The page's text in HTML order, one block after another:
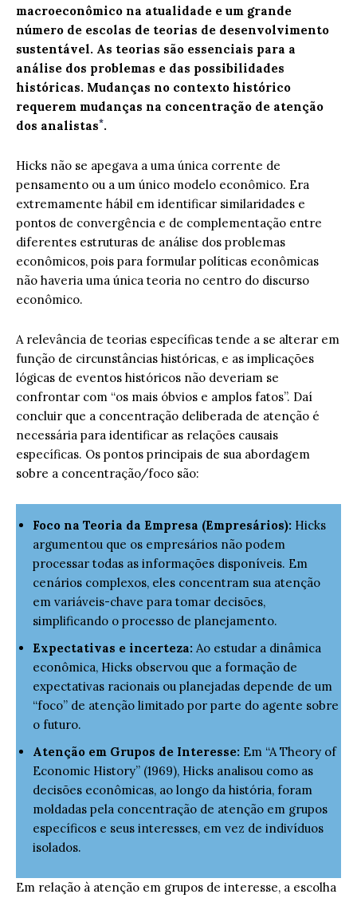
macroeconômico na atualidade e um grande
número de escolas de teorias de desenvolvimento
sustentável. As teorias são essenciais para a
análise dos problemas e das possibilidades
históricas. Mudanças no contexto histórico
requerem mudanças na concentração de atenção
dos analistas*.
Hicks não se apegava a uma única corrente de
pensamento ou a um único modelo econômico. Era
extremamente hábil em identificar similaridades e
pontos de convergência e de complementação entre
diferentes estruturas de análise dos problemas
econômicos, pois para formular políticas econômicas
não haveria uma única teoria no centro do discurso
econômico.
A relevância de teorias específicas tende a se alterar em
função de circunstâncias históricas, e as implicações
lógicas de eventos históricos não deveriam se
confrontar com “os mais óbvios e amplos fatos”. Daí
concluir que a concentração deliberada de atenção é
necessária para identificar as relações causais
específicas. Os pontos principais de sua abordagem
sobre a concentração/foco são:
Foco na Teoria da Empresa (Empresários): Hicks
argumentou que os empresários não podem
processar todas as informações disponíveis. Em
cenários complexos, eles concentram sua atenção
em variáveis-chave para tomar decisões,
simplificando o processo de planejamento.
Expectativas e incerteza: Ao estudar a dinâmica
econômica, Hicks observou que a formação de
expectativas racionais ou planejadas depende de um
“foco” de atenção limitado por parte do agente sobre
o futuro.
Atenção em Grupos de Interesse: Em “A Theory of
Economic History” (1969), Hicks analisou como as
decisões econômicas, ao longo da história, foram
moldadas pela concentração de atenção em grupos
específicos e seus interesses, em vez de indivíduos
isolados.
Em relação à atenção em grupos de interesse, a escolha